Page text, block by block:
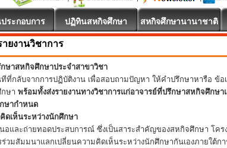
ระกอบการ ปฏิทินสหกิจศึกษา สหกิจศึกษานานาชาติ
ยงานวิชาการ
ษาสหกิจศึกษาประจำสาขาวิชา
กลับจากการปฏิบัติงาน เพื่อสอบถามปัญหา ให้คำปรึกษาหารือ ข้อ
ษา พร้อมทั้งส่งรายงานทางวิชาการแก่อาจารย์ที่ปรึกษาสหกิจศึกษา
ษากำหนด
ห็นระหว่างนักศึกษา
อและถ่ายทอดประสบการณ์ ซึ่งเป็นสาระสำคัญของสหกิจศึกษา โคร
วมสัมมนาแลกเปลี่ยนความคิดเห็นระหว่างนักศึกษากันเองภายใต้ก